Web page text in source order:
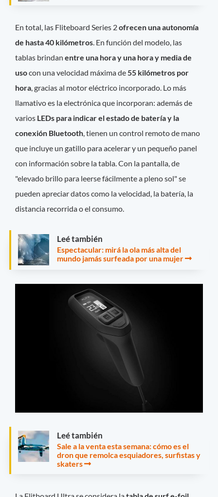
En total, las Fliteboard Series 2ofrecen una autonomía
de hasta 40 kilómetros. En función del modelo, las
tablas brindanentre una hora y una hora y media de
usocon una velocidad máxima de55 kilómetros por
hora, gracias al motor eléctrico incorporado. Lo más
llamativo es la electrónica que incorporan: además de
varios LEDs para indicar el estado de batería y la
conexión Bluetooth, tienen un control remoto de mano
que incluye un gatillo para acelerar y un pequeño panel
con información sobre la tabla. Con la pantalla, de
"elevado brillo para leerse fácilmente a pleno sol" se
pueden apreciar datos como la velocidad, la batería, la
distancia recorrida o el consumo.
Leé también
Espectacular: mirá la ola más alta del
mundo jamás surfeada por una mujer
Leé también
Sale a la venta esta semana: cómo es el
dron que remolca esquiadores, surfistas y
skaters